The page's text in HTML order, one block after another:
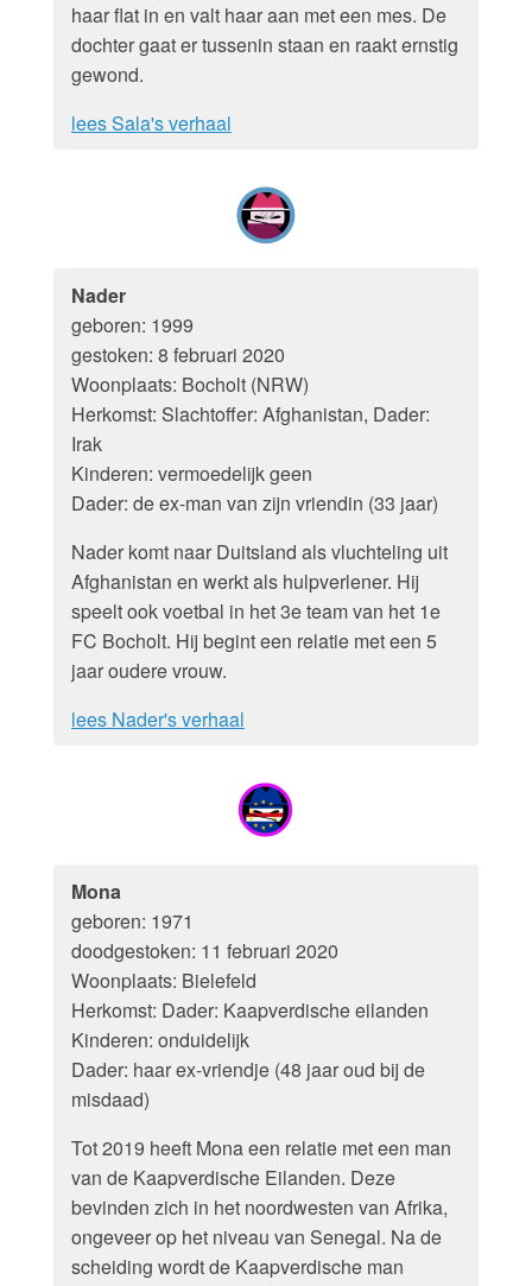
haar flat in en valt haar aan met een mes. De
dochter gaat er tussenin staan en raakt ernstig
gewond.
lees Sala's verhaal
Nader
geboren: 1999
gestoken: 8 februari 2020
Woonplaats: Bocholt (NRW)
Herkomst: Slachtoffer: Afghanistan, Dader:
Irak
Kinderen: vermoedelijk geen
Dader: de ex-man van zijn vriendin (33 jaar)
Nader komt naar Duitsland als vluchteling uit
Afghanistan en werkt als hulpverlener. Hij
speelt ook voetbal in het 3e team van het 1e
FC Bocholt. Hij begint een relatie met een 5
jaar oudere vrouw.
lees Nader's verhaal
Mona
geboren: 1971
doodgestoken: 11 februari 2020
Woonplaats: Bielefeld
Herkomst: Dader: Kaapverdische eilanden
Kinderen: onduidelijk
Dader: haar ex-vriendje (48 jaar oud bij de
misdaad)
Tot 2019 heeft Mona een relatie met een man
van de Kaapverdische Eilanden. Deze
bevinden zich in het noordwesten van Afrika,
ongeveer op het niveau van Senegal. Na de
scheiding wordt de Kaapverdische man